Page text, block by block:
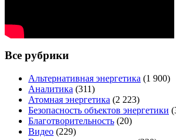
Все рубрики
Альтернативная энергетика (1 900)
Аналитика (311)
Атомная энергетика (2 223)
Безопасность объектов энергетики
Благотворительность (20)
Видео (229)